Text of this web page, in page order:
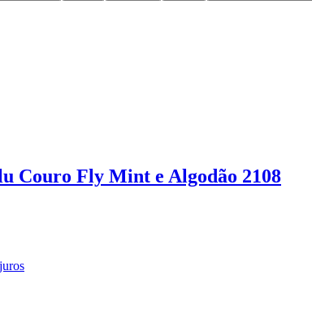
Couro Fly Mint e Algodão 2108